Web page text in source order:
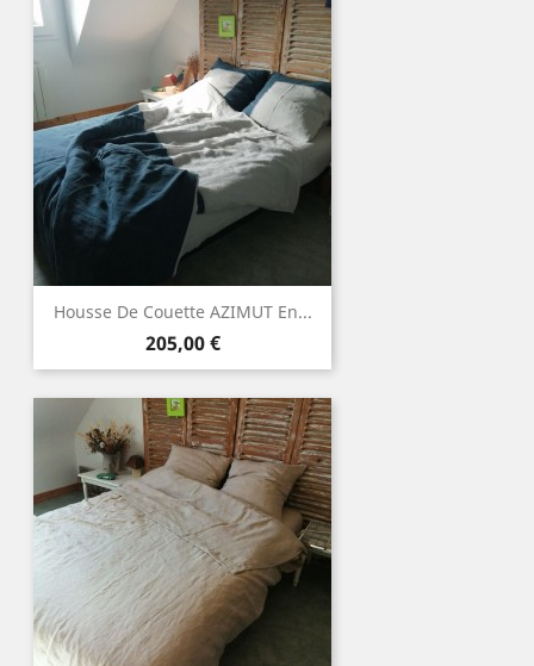
Housse De Couette AZIMUT En...
Prix
205,00 €